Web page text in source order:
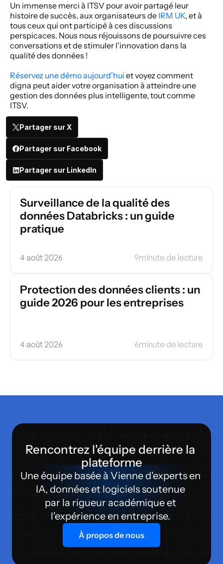
Un immense merci à ITSV pour avoir partagé leur
histoire de succès, aux organisateurs de IRM UK, et à
tous ceux qui ont participé à ces discussions
perspicaces. Nous nous réjouissons de poursuivre ces
conversations et de stimuler l'innovation dans la
qualité des données !
Réservez une démo aujourd'hui et voyez comment
digna peut aider votre organisation à atteindre une
gestion des données plus intelligente, tout comme
ITSV.
Partager sur X
Partager sur Facebook
Partager sur LinkedIn
Surveillance de la qualité des
données Databricks : un guide
pratique
4 août 2026 9minute de lecture
Protection des données clients : un
guide 2026 pour les entreprises
4 août 2026 6minute de lecture
Rencontrez l'équipe derrière la
plateforme
Une équipe basée à Vienne d'experts en
IA, données et logiciels soutenue
par la rigueur académique et
l'expérience en entreprise.
À propos de nous